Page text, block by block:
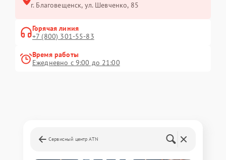
г. Благовещенск, ул. Шевченко, 85
Горячая линия
+7 (800) 301-55-83
Время работы
Ежедневно с 9:00 до 21:00
Сервисный центр ATN